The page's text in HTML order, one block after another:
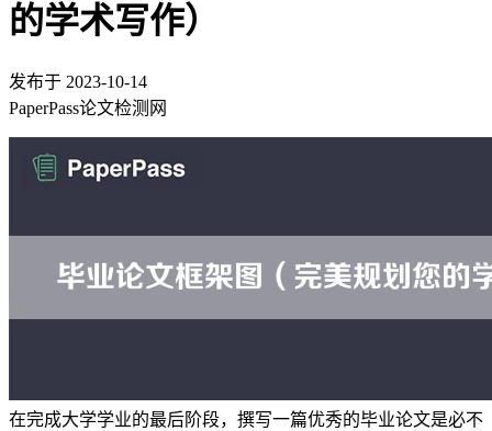
的学术写作）
发布于 2023-10-14
PaperPass论文检测网
在完成大学学业的最后阶段，撰写一篇优秀的毕业论文是必不